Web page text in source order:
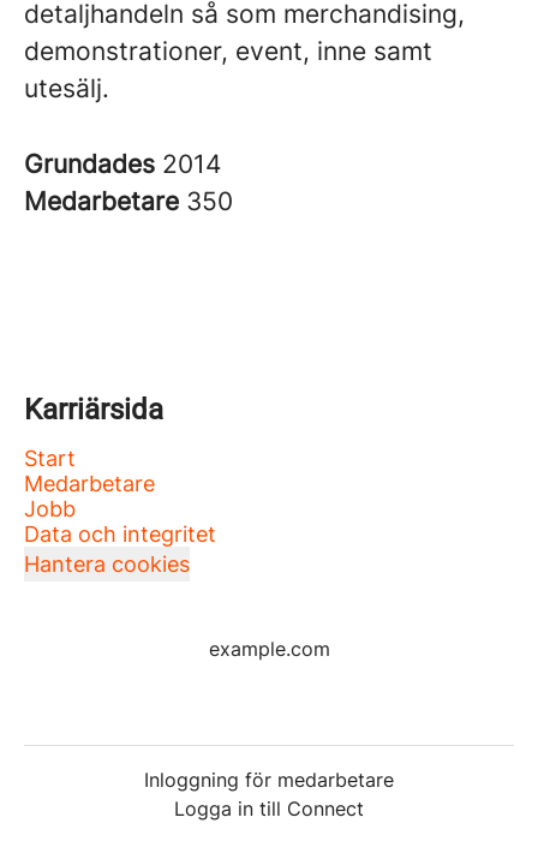
detaljhandeln så som merchandising,
demonstrationer, event, inne samt
utesälj.
Grundades 2014
Medarbetare 350
Karriärsida
Start
Medarbetare
Jobb
Data och integritet
Hantera cookies
example.com
Inloggning för medarbetare
Logga in till Connect